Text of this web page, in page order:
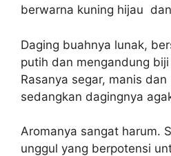
berwarna kuning hijau
Daging buahnya lunak,
putih dan mengandung
Rasanya segar, manis
sedangkan dagingnya
Aromanya sangat harum.
unggul yang berpotensi